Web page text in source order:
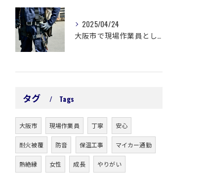
2025/04/24
大阪市で現場作業員として活躍しませんか？未経験OK！転職もご相談ください。
タグ Tags
大阪市 現場作業員 丁寧 安心
耐火被覆 防音 保温工事 マイカー通勤
熱絶縁 女性 成長 やりがい